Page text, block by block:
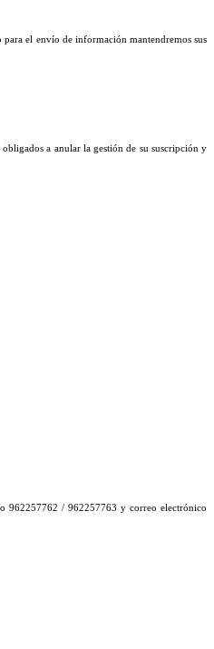
para el envío de información mantendremos sus
obligados a anular la gestión de su suscripción y
962257762 / 962257763 y correo electrónico